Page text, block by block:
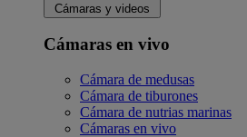
Cámaras y videos
Cámaras en vivo
Cámara de medusas
Cámara de tiburones
Cámara de nutrias marinas
Cámaras en vivo